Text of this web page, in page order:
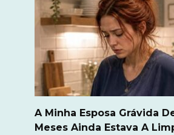
A Minha Esposa Grávida
Meses Ainda Estava A